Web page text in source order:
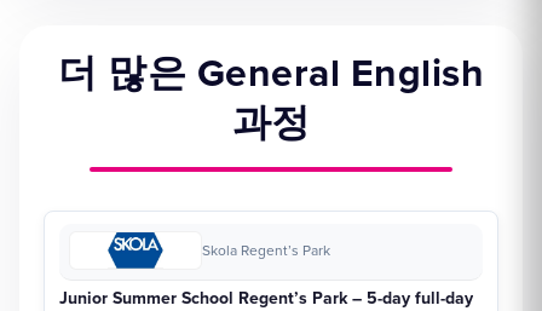
더 많은 General English
과정
Skola Regent’s Park
Junior Summer School Regent’s Park – 5-day full-day